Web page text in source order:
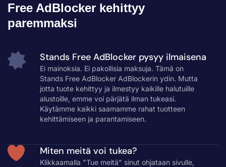
Free AdBlocker kehittyy
paremmaksi
Stands Free AdBlocker pysyy ilmaisena
Ei mainoksia. Ei pakollisia maksuja. Tämä on
Stands Free AdBlocker AdBlockerin ydin. Mutta
jotta tuote kehittyy ja ilmestyy kaikille halutuille
alustoille, emme voi pärjätä ilman tukeasi.
Käytämme kaikki saamamme rahat tuotteen
kehittämiseen ja parantamiseen.
Miten meitä voi tukea?
Klikkaamalla "Tue meitä" sinut ohjataan sivulle,